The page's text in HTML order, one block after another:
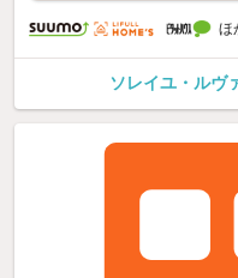
ほ
ソレイユ・ルヴ